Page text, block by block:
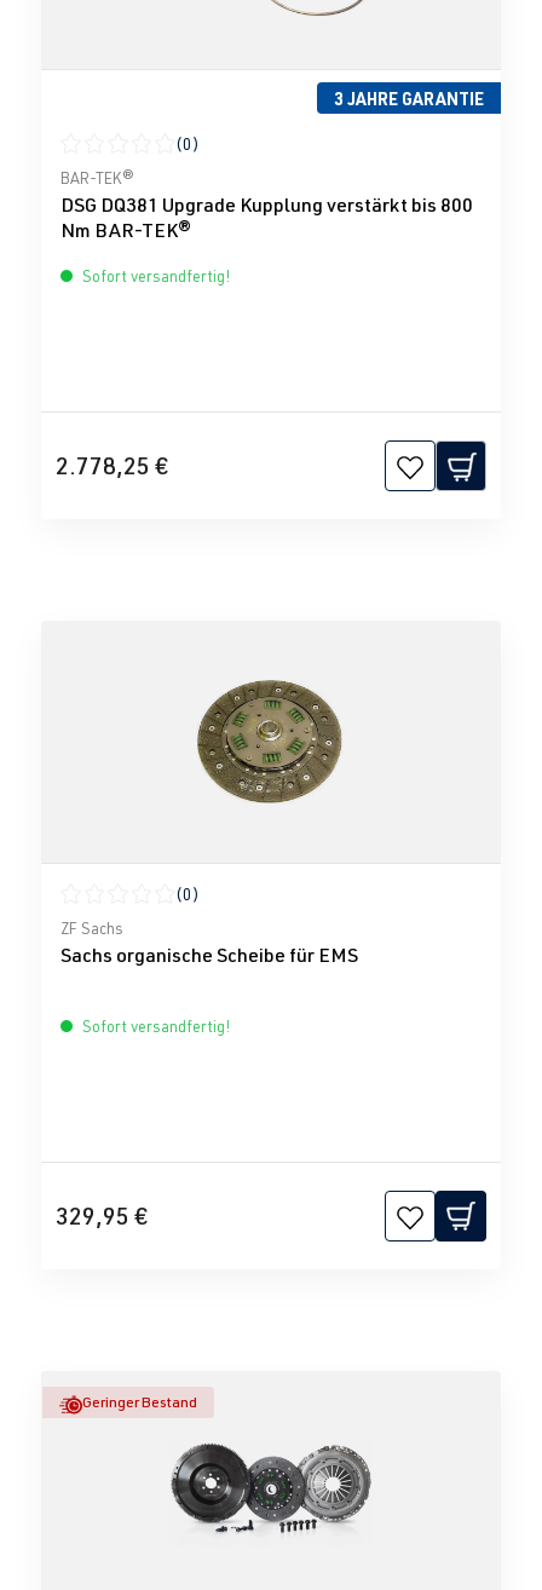
3 JAHRE GARANTIE
Durchschnittliche Bewertung von 0 von 5 Sternen
(0)
BAR-TEK®
DSG DQ381 Upgrade Kupplung verstärkt bis 800
Nm BAR-TEK®
Sofort versandfertig!
2.778,25 €
Durchschnittliche Bewertung von 0 von 5 Sternen
(0)
ZF Sachs
Sachs organische Scheibe für EMS
Sofort versandfertig!
329,95 €
Geringer Bestand